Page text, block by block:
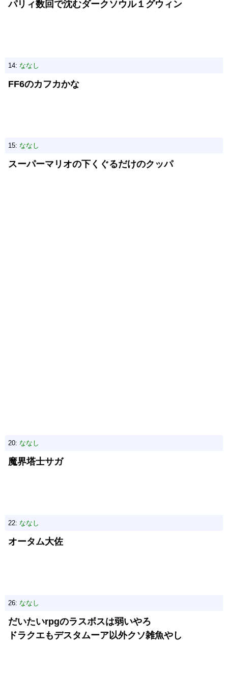
パリィ数回で沈むダークソウル１グウィン
14: ななし
FF6のカフカかな
15: ななし
スーパーマリオの下くぐるだけのクッパ
20: ななし
魔界塔士サガ
22: ななし
オータム大佐
26: ななし
だいたいrpgのラスボスは弱いやろ
ドラクエもデスタムーア以外クソ雑魚やし